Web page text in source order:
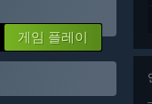
게임 플레이